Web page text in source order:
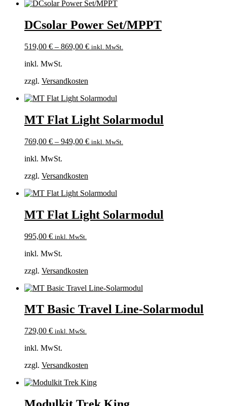
DCsolar Power Set/MPPT
519,00 € – 869,00 € inkl. MwSt.
inkl. MwSt.
zzgl. Versandkosten
MT Flat Light Solarmodul
769,00 € – 949,00 € inkl. MwSt.
inkl. MwSt.
zzgl. Versandkosten
MT Flat Light Solarmodul
995,00 € inkl. MwSt.
inkl. MwSt.
zzgl. Versandkosten
MT Basic Travel Line-Solarmodul
729,00 € inkl. MwSt.
inkl. MwSt.
zzgl. Versandkosten